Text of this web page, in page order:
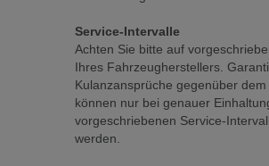
Service-Intervalle
Achten Sie bitte auf
Ihres Fahrzeugherstellers.
Kulanzansprüche gegenüber
können nur bei genauer
vorgeschriebenen Service-
werden.